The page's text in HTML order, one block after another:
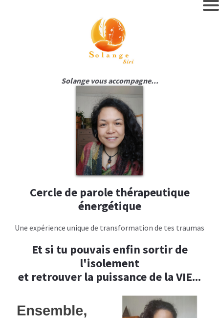
Solange vous accompagne...
Cercle de parole thérapeutique
énergétique
Une expérience unique de transformation de tes traumas
Et si tu pouvais enfin sortir de
l'isolement
et retrouver la puissance de la VIE...